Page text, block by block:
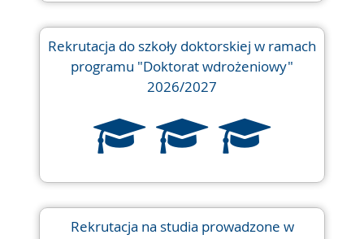
Rekrutacja do szkoły doktorskiej w ramach
programu "Doktorat wdrożeniowy"
2026/2027
Rekrutacja na studia prowadzone w